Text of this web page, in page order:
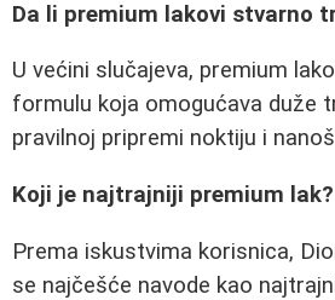
Da li premium lakovi stvarno
U većini slučajeva, premium
formulu koja omogućava duže
pravilnoj pripremi noktiju i
Koji je najtrajniji premium lak?
Prema iskustvima korisnica,
se najčešće navode kao